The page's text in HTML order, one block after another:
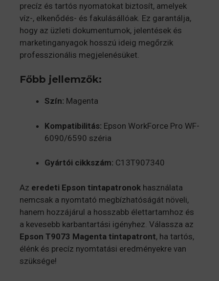
precíz és tartós nyomatokat biztosít, amelyek
víz-, elkenődés- és fakulásállóak. Ez garantálja,
hogy az üzleti dokumentumok, jelentések és
marketinganyagok hosszú ideig megőrzik
professzionális megjelenésüket.
Főbb jellemzők:
Szín: Magenta
Kompatibilitás: Epson WorkForce Pro WF-
6090/6590 széria
Gyártói cikkszám: C13T907340
Az eredeti Epson tintapatronok használata
nemcsak a nyomtató megbízhatóságát növeli,
hanem hozzájárul a hosszabb élettartamhoz és
a kevesebb karbantartási igényhez. Válassza az
Epson T9073 Magenta tintapatront, ha tartós,
élénk és precíz nyomtatási eredményekre van
szüksége!